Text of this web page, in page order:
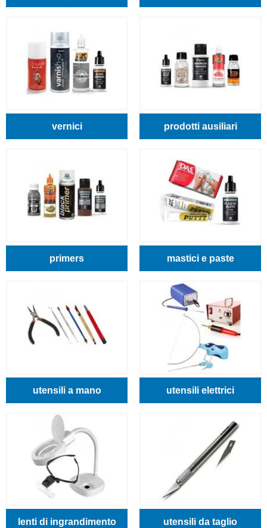
vernici prodotti ausiliari
primers mastici e paste
utensili a mano utensili elettrici
lenti di ingrandimento utensili da taglio